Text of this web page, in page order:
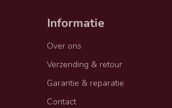
Informatie
Over ons
Verzending & retour
Garantie & reparatie
Contact